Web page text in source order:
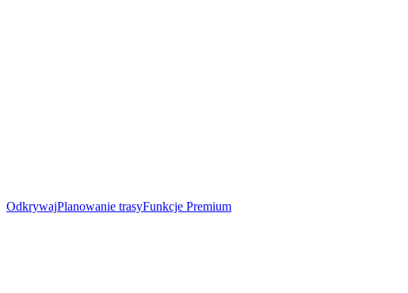
OdkrywajPlanowanie trasyFunkcje Premium